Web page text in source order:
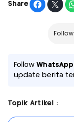
Share
Follow
update berita
Topik Artikel :